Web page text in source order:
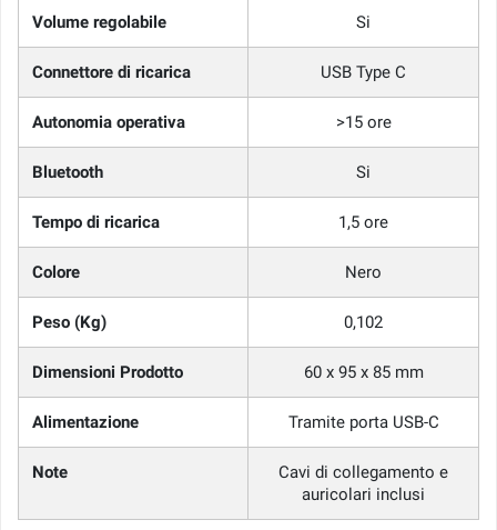
Volume regolabile Si
Connettore di ricarica USB Type C
Autonomia operativa >15 ore
Bluetooth Si
Tempo di ricarica 1,5 ore
Colore Nero
Peso (Kg) 0,102
Dimensioni Prodotto 60 x 95 x 85 mm
Alimentazione Tramite porta USB-C
Note
Cavi di collegamento e
auricolari inclusi